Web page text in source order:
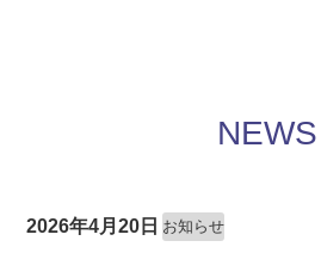
NEWS
2026年4月20日 お知らせ